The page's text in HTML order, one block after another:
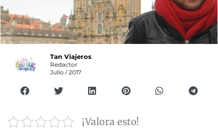
Tan Viajeros
Redactor
Julio / 2017
¡Valora esto!